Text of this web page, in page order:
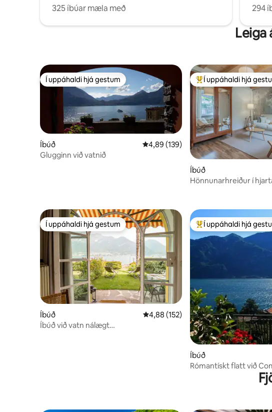
325 íbúar mæla með
294
Leiga
Í uppáhaldi hjá gestum
Í uppáhaldi hjá gestum
Íbúð 4,89 af 5 í meðaleinkunn, 139
4,89 (139)
Glugginn við vatnið
Í mestu uppáhaldi hjá
Í uppáhaldi hjá
Íbúð
Hönnunarhreiður í
Í uppáhaldi hjá gestum
Í uppáhaldi hjá gestum
Íbúð 4,88 af 5 í meðaleinkunn, 152
4,88 (152)
Íbúð við vatn nálægt
Í mestu uppáhaldi hjá
Í uppáhaldi hjá
Íbúð
Rómantískt flatt við